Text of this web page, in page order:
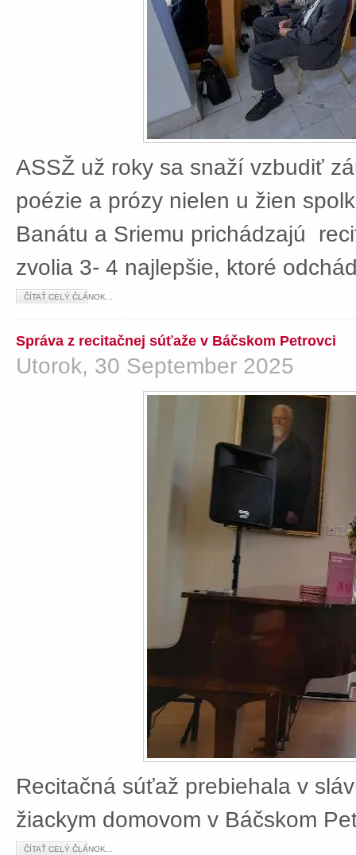
ASSŽ už roky sa snaží vzbudiť
poézie a prózy nielen u žien
Banátu a Sriemu prichádzajú
zvolia 3- 4 najlepšie, ktoré
ČÍTAŤ CELÝ ČLÁNOK...
Správa z recitačnej súťaže v Báčskom Petrovci
Utorok, 30 September 2025
Recitačná súťaž prebiehala v
žiackym domovom v Báčskom
ČÍTAŤ CELÝ ČLÁNOK...